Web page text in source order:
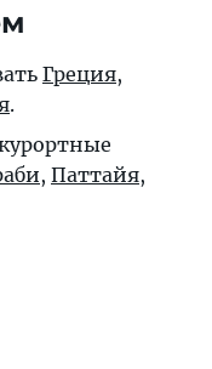
Греция,
.
, Паттайя,